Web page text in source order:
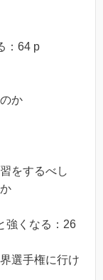
：64 p
か
をするべし
くなる：26
選手権に行け